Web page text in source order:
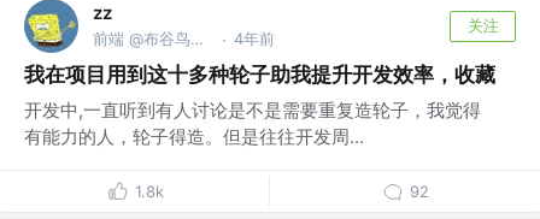
zz
前端 @布谷鸟工作室 · 4年前
关注
我在项目用到这十多种轮子助我提升开发效率，收藏
开发中,一直听到有人讨论是不是需要重复造轮子，我觉得
有能力的人，轮子得造。但是往往开发周...
1.8k 92